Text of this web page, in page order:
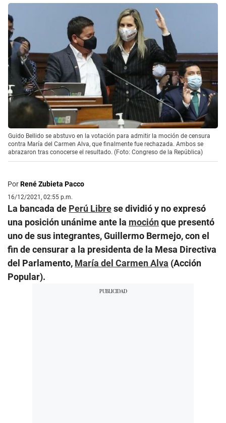
Guido Bellido se abstuvo en la votación para admitir la moción de censura
contra María del Carmen Alva, que finalmente fue rechazada. Ambos se
abrazaron tras conocerse el resultado. (Foto: Congreso de la República)
PorRené Zubieta Pacco
16/12/2021, 02:55 p.m.
La bancada de Perú Librese dividió y no expresó
una posición unánime ante la mociónque presentó
uno de sus integrantes, Guillermo Bermejo, con el
fin de censurar a la presidenta de la Mesa Directiva
del Parlamento, María del Carmen Alva (Acción
Popular).